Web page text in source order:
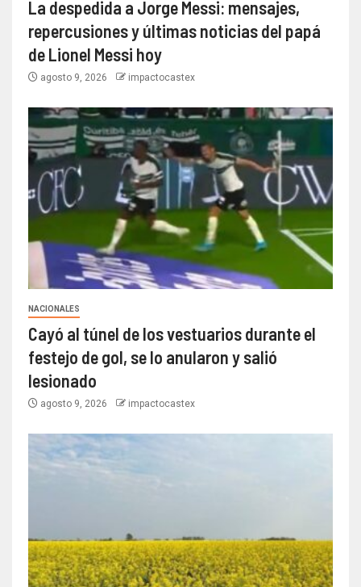
La despedida a Jorge Messi: mensajes,
repercusiones y últimas noticias del papá
de Lionel Messi hoy
agosto 9, 2026 impactocastex
NACIONALES
Cayó al túnel de los vestuarios durante el
festejo de gol, se lo anularon y salió
lesionado
agosto 9, 2026 impactocastex